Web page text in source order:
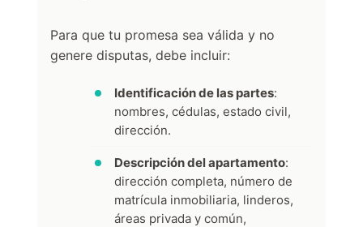
Para que tu promesa sea válida y no
genere disputas, debe incluir:
Identificación de las partes:
nombres, cédulas, estado civil,
dirección.
Descripción del apartamento:
dirección completa, número de
matrícula inmobiliaria, linderos,
áreas privada y común,